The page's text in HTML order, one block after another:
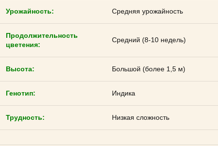
Урожайность: Средняя урожайность
Продолжительность
цветения:
Средний (8-10 недель)
Высота: Большой (более 1,5 м)
Генотип: Индика
Трудность: Низкая сложность